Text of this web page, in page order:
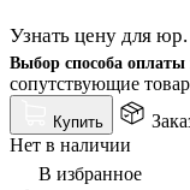
Узнать цену для
Выбор способа
сопутствующие
Купить
Нет в наличии
В избранное